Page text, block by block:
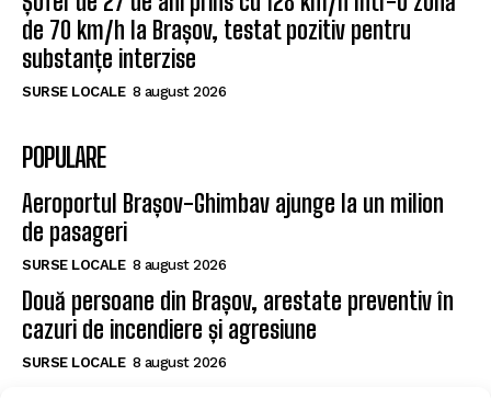
de 70 km/h la Brașov, testat pozitiv pentru
substanțe interzise
SURSE LOCALE 8 august 2026
POPULARE
Aeroportul Brașov-Ghimbav ajunge la un milion
de pasageri
SURSE LOCALE 8 august 2026
Două persoane din Brașov, arestate preventiv în
cazuri de incendiere și agresiune
SURSE LOCALE 8 august 2026